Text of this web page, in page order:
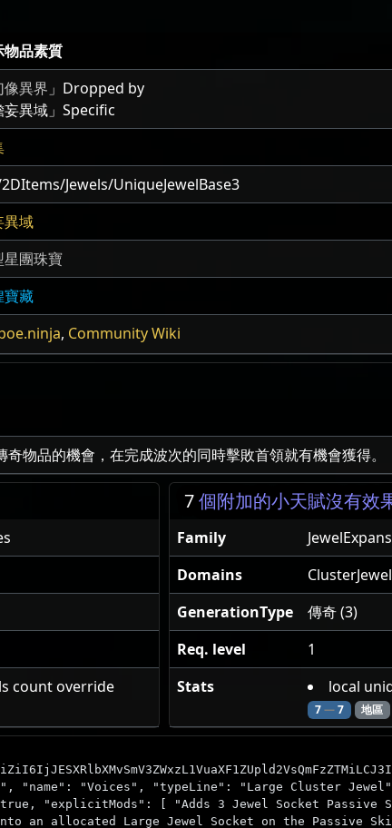
物品素質
像異界 」Dropped by
妄異域」Specific
Jewels/UniqueJewelBase3
異域
星團珠寶
寶藏
, Community Wiki
奇物品的機會，在完成波次的同時擊敗首領就有機會獲得。
count override
7個附加的小天賦沒有效
Family
Domains
GenerationType
傳奇 (3)
Req. level
1
Stats
local
7—7 地區
"name": "Voices", "typeLine": "Large Cluster
"explicitMods": [ "Adds 3 Jewel Socket Passive
an allocated Large Jewel Socket on the Passive